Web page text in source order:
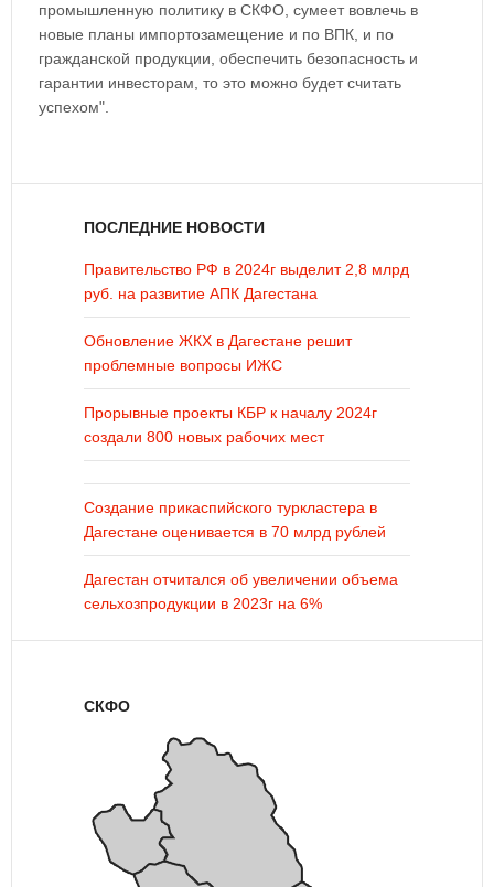
промышленную политику в СКФО, сумеет вовлечь в
новые планы импортозамещение и по ВПК, и по
гражданской продукции, обеспечить безопасность и
гарантии инвесторам, то это можно будет считать
успехом".
ПОСЛЕДНИЕ НОВОСТИ
Правительство РФ в 2024г выделит 2,8 млрд
руб. на развитие АПК Дагестана
Обновление ЖКХ в Дагестане решит
проблемные вопросы ИЖС
Прорывные проекты КБР к началу 2024г
создали 800 новых рабочих мест
Создание прикаспийского туркластера в
Дагестане оценивается в 70 млрд рублей
Дагестан отчитался об увеличении объема
сельхозпродукции в 2023г на 6%
СКФО